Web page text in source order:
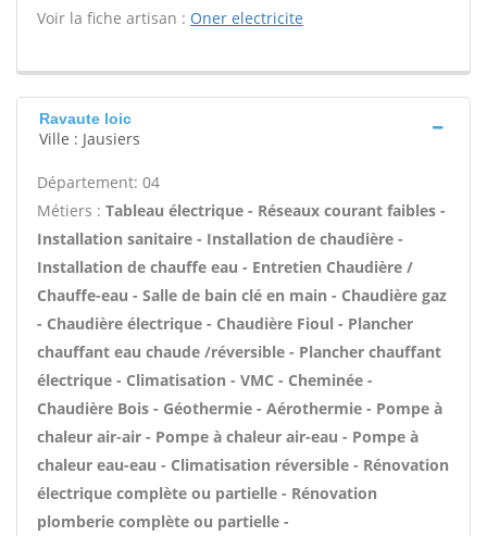
Voir la fiche artisan : Oner electricite
Ravaute loic
Ville : Jausiers
Département: 04
Métiers : Tableau électrique - Réseaux courant faibles -
Installation sanitaire - Installation de chaudière -
Installation de chauffe eau - Entretien Chaudière /
Chauffe-eau - Salle de bain clé en main - Chaudière gaz
- Chaudière électrique - Chaudière Fioul - Plancher
chauffant eau chaude /réversible - Plancher chauffant
électrique - Climatisation - VMC - Cheminée -
Chaudière Bois - Géothermie - Aérothermie - Pompe à
chaleur air-air - Pompe à chaleur air-eau - Pompe à
chaleur eau-eau - Climatisation réversible - Rénovation
électrique complète ou partielle - Rénovation
plomberie complète ou partielle -